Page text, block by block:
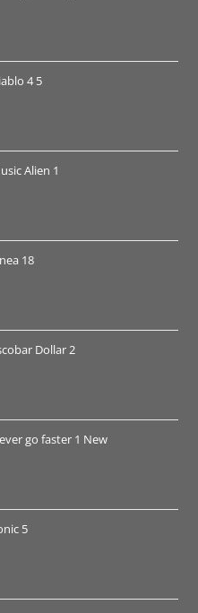
€4 5
€
Alien 1
€
18
€ Dollar 2
€go faster 1 New
€
5